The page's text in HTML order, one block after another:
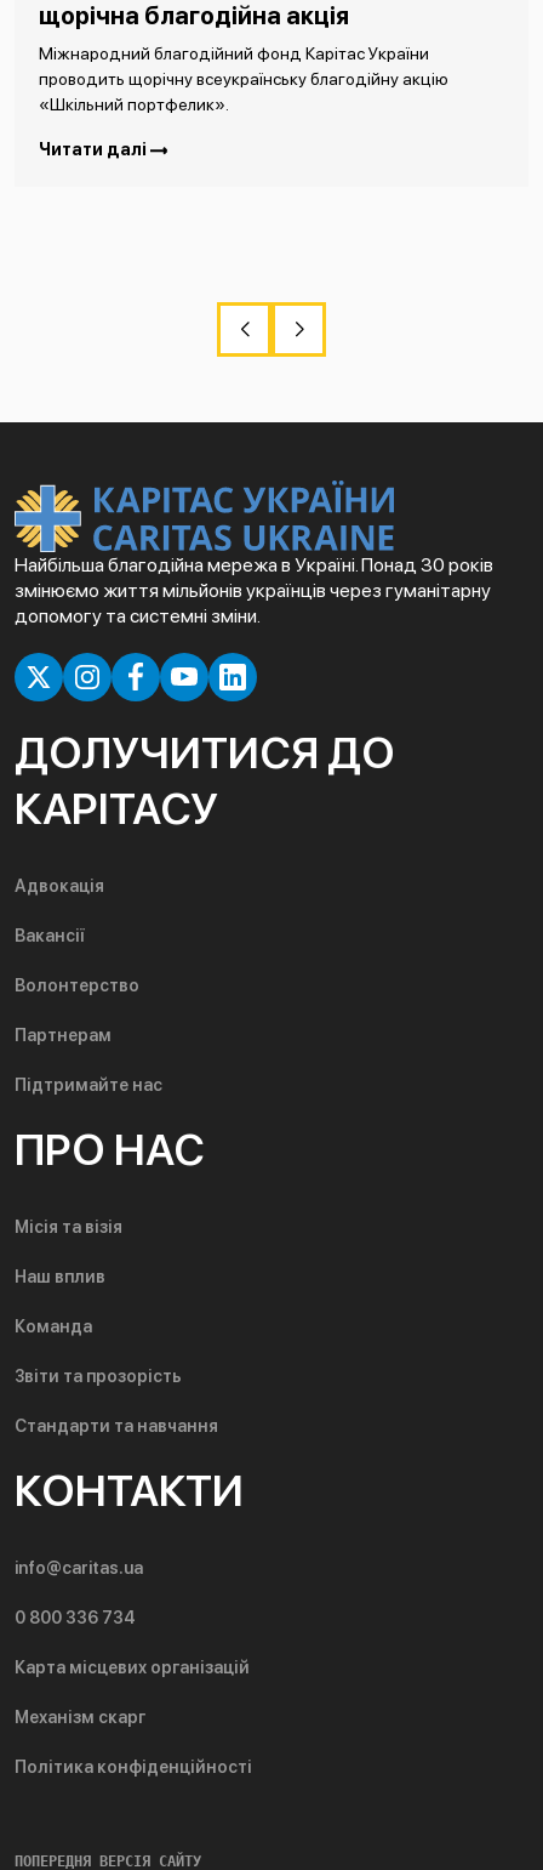
щорічна благодійна акція
Міжнародний благодійний фонд Карітас України
проводить щорічну всеукраїнську благодійну акцію
«Шкільний портфелик».
Читати далі
Найбільша благодійна мережа в Україні. Понад 30 років
змінюємо життя мільйонів українців через гуманітарну
допомогу та системні зміни.
ДОЛУЧИТИСЯ ДО
КАРІТАСУ
Адвокація
Вакансії
Волонтерство
Партнерам
Підтримайте нас
ПРО НАС
Місія та візія
Наш вплив
Команда
Звіти та прозорість
Стандарти та навчання
КОНТАКТИ
info@caritas.ua
0 800 336 734
Карта місцевих організацій
Механізм скарг
Політика конфіденційності
ПОПЕРЕДНЯ ВЕРСІЯ САЙТУ